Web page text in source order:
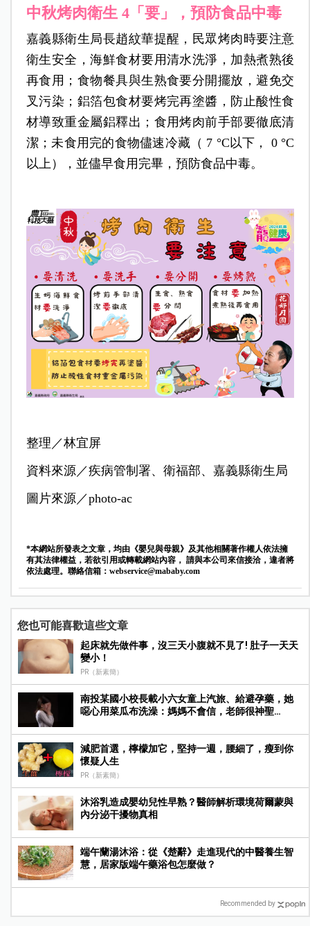
中秋烤肉衛生 4「要」，預防食品中毒
嘉義縣衛生局長趙紋華提醒，民眾烤肉時要注意
衛生安全，海鮮食材要用清水洗淨，加熱煮熟後
再食用；食物餐具與生熟食要分開擺放，避免交
叉污染；鋁箔包食材要烤完再塗醬，防止酸性食
材導致重金屬鋁釋出；食用烤肉前手部要徹底清
潔；未食用完的食物儘速冷藏（ 7 °C以下， 0 °C
以上），並儘早食用完畢，預防食品中毒。
整理／林宜屏
資料來源／疾病管制署、衛福部、嘉義縣衛生局
圖片來源／photo-ac
*本網站所發表之文章，均由《嬰兒與母親》及其他相關著作權人依法擁
有其法律權益，若欲引用或轉載網站內容， 請與本公司來信接洽，違者將
依法處理。聯絡信箱： webservice@mababy.com
您也可能喜歡這些文章
起床就先做件事，沒三天小腹就不見了! 肚子一天天
變小！
PR（新素簡）
南投某國小校長載小六女童上汽旅、給避孕藥，她
噁心用菜瓜布洗澡：媽媽不會信，老師很神聖…
減肥首選，檸檬加它，堅持一週，腰細了，瘦到你
懷疑人生
PR（新素簡）
沐浴乳造成嬰幼兒性早熟？醫師解析環境荷爾蒙與
內分泌干擾物真相
端午蘭湯沐浴：從《楚辭》走進現代的中醫養生智
慧，居家版端午藥浴包怎麼做？
Recommended by